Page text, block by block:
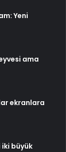
Yeni
ama
ekranlara
iki büyük